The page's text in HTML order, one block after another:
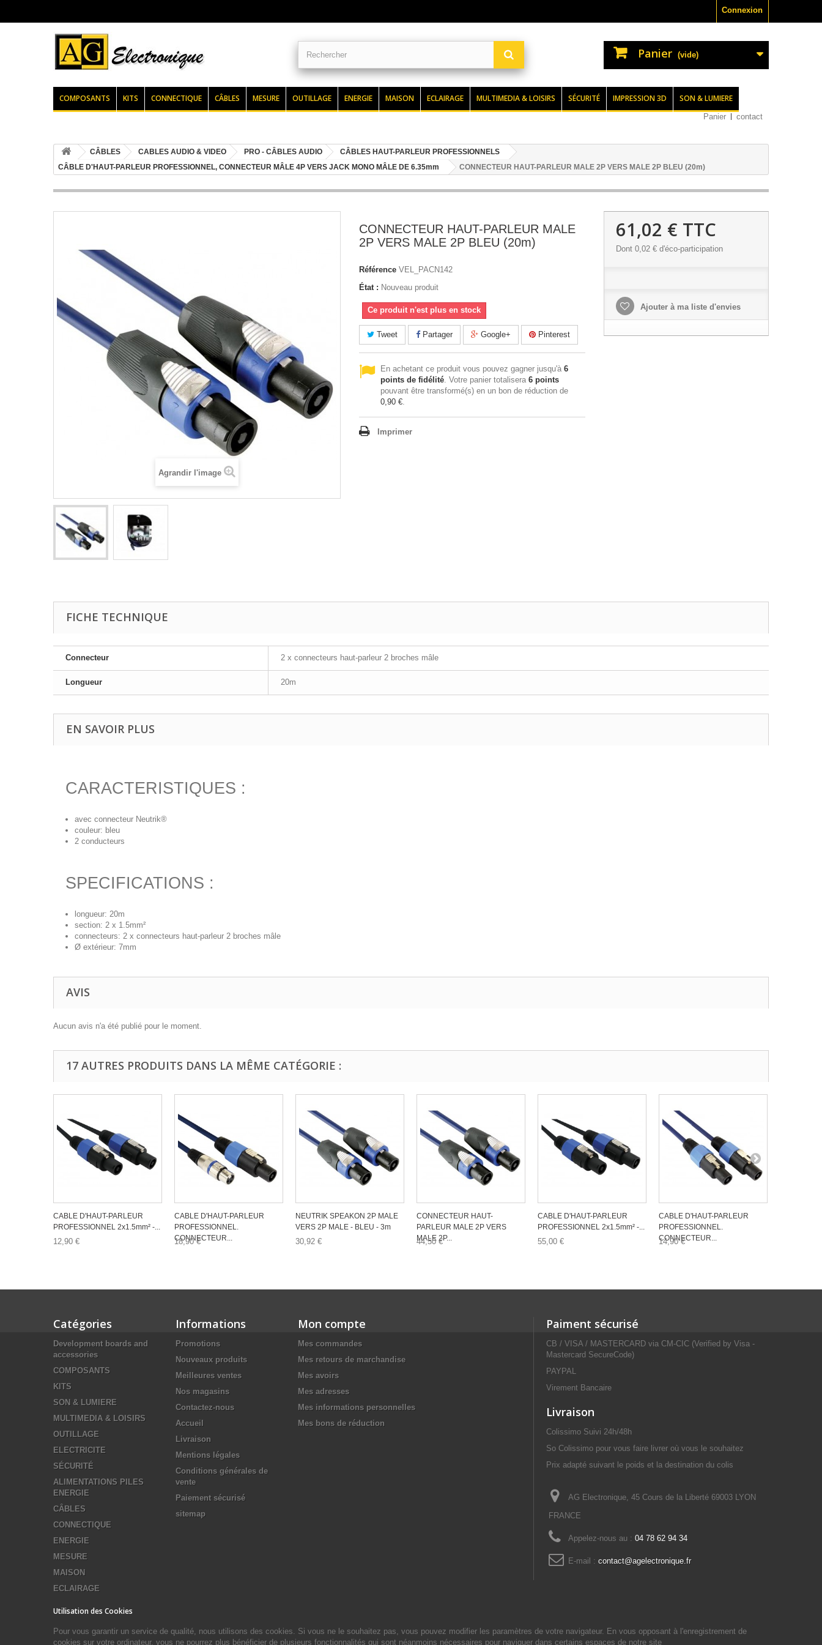
Connexion
Panier (vide)
COMPOSANTS KITS CONNECTIQUE CÂBLES MESURE OUTILLAGE ENERGIE MAISON ECLAIRAGE MULTIMEDIA & LOISIRS SÉCURITÉ IMPRESSION 3D SON & LUMIERE
Panier contact
CÂBLES CABLES AUDIO & VIDEO PRO - CÂBLES AUDIO
CÂBLES HAUT-PARLEUR PROFESSIONNELS
CÂBLE D'HAUT-PARLEUR PROFESSIONNEL, CONNECTEUR MÂLE 4P VERS JACK MONO MÂLE DE 6.35mm
CONNECTEUR HAUT-PARLEUR MALE 2P VERS MALE 2P BLEU (20m)
Agrandir l'image
CONNECTEUR HAUT-PARLEUR MALE
2P VERS MALE 2P BLEU (20m)
Référence VEL_PACN142
État : Nouveau produit
Ce produit n'est plus en stock
Tweet Partager Google+ Pinterest
En achetant ce produit vous pouvez gagner jusqu'à 6
points de fidélité. Votre panier totalisera 6 points
pouvant être transformé(s) en un bon de réduction de
0,90 €.
Imprimer
61,02 € TTC
Dont 0,02 €d'éco-participation
Ajouter à ma liste d'envies
FICHE TECHNIQUE
Connecteur 2 x connecteurs haut-parleur 2 broches mâle
Longueur 20m
EN SAVOIR PLUS
CARACTERISTIQUES :
avec connecteur Neutrik®
couleur: bleu
2 conducteurs
SPECIFICATIONS :
longueur: 20m
section: 2 x 1.5mm²
connecteurs: 2 x connecteurs haut-parleur 2 broches mâle
Ø extérieur: 7mm
AVIS
Aucun avis n'a été publié pour le moment.
17 AUTRES PRODUITS DANS LA MÊME CATÉGORIE :
CABLE D'HAUT-PARLEUR
PROFESSIONNEL 2x1.5mm² -...
12,90 €
CABLE D'HAUT-PARLEUR
PROFESSIONNEL.
CONNECTEUR...
18,90 €
NEUTRIK SPEAKON 2P MALE
VERS 2P MALE - BLEU - 3m
30,92 €
CONNECTEUR HAUT-
PARLEUR MALE 2P VERS
MALE 2P...
44,50 €
CABLE D'HAUT-PARLEUR
PROFESSIONNEL 2x1.5mm² -...
55,00 €
CABLE D'HAUT-PARLEUR
PROFESSIONNEL.
CONNECTEUR...
14,90 €
Catégories
Development boards and
accessories
COMPOSANTS
KITS
SON & LUMIERE
MULTIMEDIA & LOISIRS
OUTILLAGE
ELECTRICITE
SÉCURITÉ
ALIMENTATIONS PILES
ENERGIE
CÂBLES
CONNECTIQUE
ENERGIE
MESURE
MAISON
ECLAIRAGE
Informations
Promotions
Nouveaux produits
Meilleures ventes
Nos magasins
Contactez-nous
Accueil
Livraison
Mentions légales
Conditions générales de
vente
Paiement sécurisé
sitemap
Mon compte
Mes commandes
Mes retours de marchandise
Mes avoirs
Mes adresses
Mes informations personnelles
Mes bons de réduction
Paiment sécurisé
CB / VISA / MASTERCARD via CM-CIC (Verified by Visa -
Mastercard SecureCode)
PAYPAL
Virement Bancaire
Livraison
Colissimo Suivi 24h/48h
So Colissimo pour vous faire livrer où vous le souhaitez
Prix adapté suivant le poids et la destination du colis
AG Electronique, 45 Cours de la Liberté 69003 LYON
FRANCE
Appelez-nous au : 04 78 62 94 34
E-mail : contact@agelectronique.fr
Utilisation des Cookies
Pour vous garantir un service de qualité, nous utilisons des cookies. Si vous ne le souhaitez pas, vous pouvez modifier les paramètres de votre navigateur. En vous opposant à l'enregistrement de
cookies sur votre ordinateur, vous ne pourrez plus bénéficier de plusieurs fonctionnalités qui sont néanmoins nécessaires pour naviguer dans certains espaces de notre site